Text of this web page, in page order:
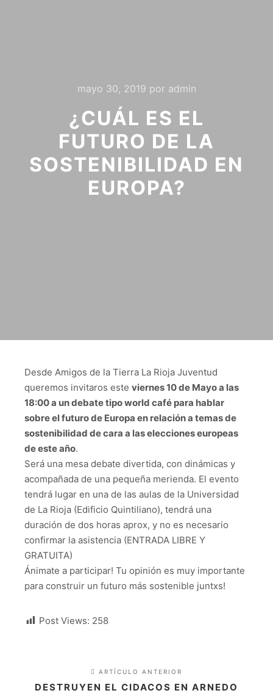
mayo 30, 2019 por admin
¿CUÁL ES EL
FUTURO DE LA
SOSTENIBILIDAD EN
EUROPA?
Desde Amigos de la Tierra La Rioja Juventud
queremos invitaros este viernes 10 de Mayo a las
18:00 a un debate tipo world café para hablar
sobre el futuro de Europa en relación a temas de
sostenibilidad de cara a las elecciones europeas
de este año.
Será una mesa debate divertida, con dinámicas y
acompañada de una pequeña merienda. El evento
tendrá lugar en una de las aulas de la Universidad
de La Rioja (Edificio Quintiliano), tendrá una
duración de dos horas aprox, y no es necesario
confirmar la asistencia (ENTRADA LIBRE Y
GRATUITA)
Ánimate a participar! Tu opinión es muy importante
para construir un futuro más sostenible juntxs!
Post Views: 258
ARTÍCULO ANTERIOR
DESTRUYEN EL CIDACOS EN ARNEDO